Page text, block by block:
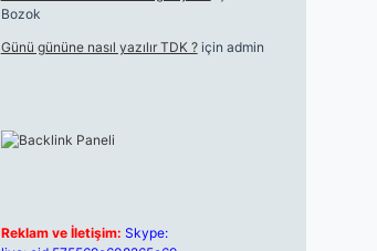
Bozok
Günü gününe nasıl yazılır TDK ?için admin
Reklam ve İletişim: Skype: